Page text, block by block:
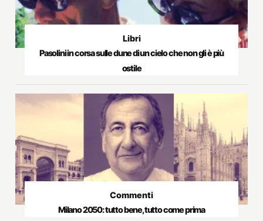
Libri
Pasolini in corsa sulle dune di un cielo che non gli è più
ostile
Commenti
Milano 2050: tutto bene, tutto come prima